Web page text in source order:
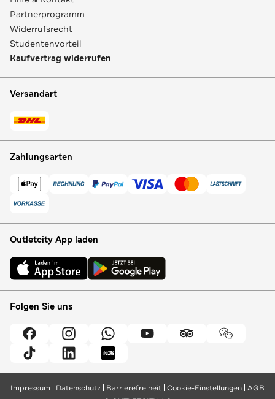
Partnerprogramm
Widerrufsrecht
Studentenvorteil
Kaufvertrag widerrufen
Versandart
Zahlungsarten
Outletcity App laden
Folgen Sie uns
Impressum Datenschutz Barrierefreiheit Cookie-Einstellungen AGB